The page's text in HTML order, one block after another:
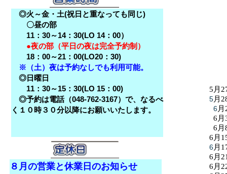
5月
5月
6
6月
6月
6月
6月
6月
6月
８月の営業と休業日のお知らせ
◎火～金・土(祝日と重なっても同じ)
〇昼の部
11：30～14：30(LO 14：00）
●夜の部（平日の夜は完全予約制）
18：00～21：00(LO20：30)
※（土）夜は予約なしでも利用可能。
◎日曜日
11：30～15：30(LO 15：00)
◎予約は電話（048-762-3167）で、なるべ
く１０時３０分以降にお願いいたします。